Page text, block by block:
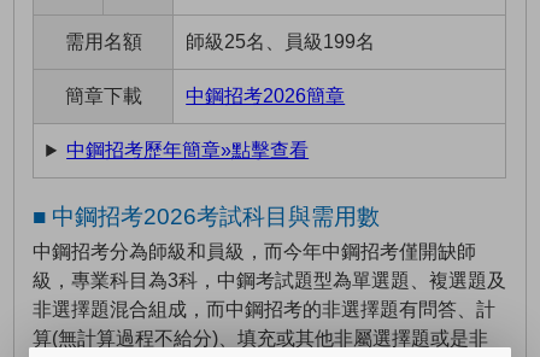
需用名額 師級25名、員級199名
簡章下載 中鋼招考2026簡章
中鋼招考歷年簡章»點擊查看
■ 中鋼招考2026考試科目與需用數
中鋼招考分為師級和員級，而今年中鋼招考僅開缺師
級，專業科目為3科，中鋼考試題型為單選題、複選題及
非選擇題混合組成，而中鋼招考的非選擇題有問答、計
算(無計算過程不給分)、填充或其他非屬選擇題或是非